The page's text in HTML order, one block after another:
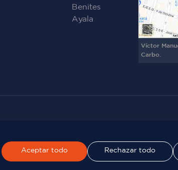
Benites
Ayala
Víctor
Carbo.
Aceptar todo Rechazar todo